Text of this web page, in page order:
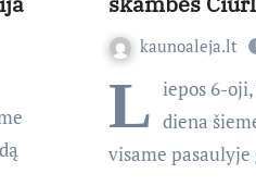
kaunoaleja.lt
L iepos 6-oji,
diena
visame